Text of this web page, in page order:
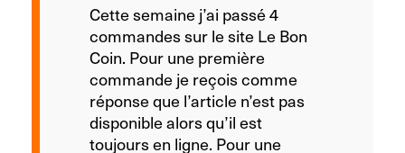
Cette semaine j’ai passé 4
commandes sur le site Le Bon
Coin. Pour une première
commande je reçois comme
réponse que l’article n’est pas
disponible alors qu’il est
toujours en ligne. Pour une